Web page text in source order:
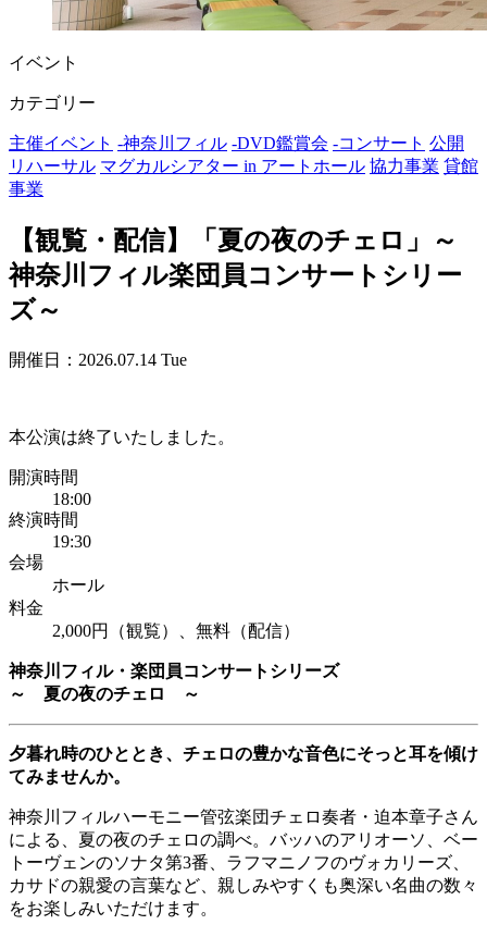
イベント
カテゴリー
主催イベント -神奈川フィル -DVD鑑賞会 -コンサート 公開
リハーサル マグカルシアター in アートホール 協力事業 貸館
事業
【観覧・配信】「夏の夜のチェロ」～
神奈川フィル楽団員コンサートシリー
ズ～
開催日：2026.07.14 Tue
本公演は終了いたしました。
開演時間
18:00
終演時間
19:30
会場
ホール
料金
2,000円（観覧）、無料（配信）
神奈川フィル・楽団員コンサートシリーズ
～ 夏の夜のチェロ ～
夕暮れ時のひととき、チェロの豊かな音色にそっと耳を傾け
てみませんか。
神奈川フィルハーモニー管弦楽団チェロ奏者・迫本章子さん
による、夏の夜のチェロの調べ。バッハのアリオーソ、ベー
トーヴェンのソナタ第3番、ラフマニノフのヴォカリーズ、
カサドの親愛の言葉など、親しみやすくも奥深い名曲の数々
をお楽しみいただけます。